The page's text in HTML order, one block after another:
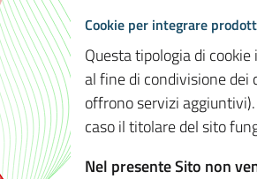
Cookie per integrare
Questa tipologia di
al fine di condivisione
offrono servizi
caso il titolare del sito
Nel presente Sito non